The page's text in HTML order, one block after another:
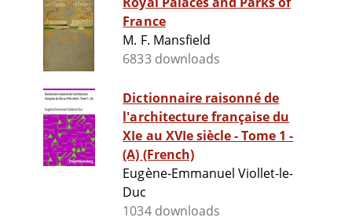
France
M. F. Mansfield
6833 downloads
Dictionnaire raisonné de
l'architecture française du
XIe au XVIe siècle - Tome 1 -
(A) (French)
Eugène-Emmanuel Viollet-le-
Duc
1034 downloads